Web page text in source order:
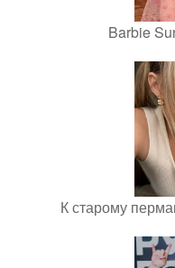
Barbie
К старому